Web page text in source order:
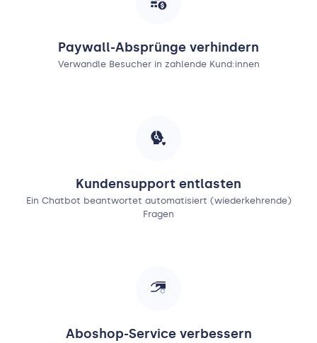
Paywall-Absprünge verhindern
Verwandle Besucher in zahlende Kund:innen
Kundensupport entlasten
Ein Chatbot beantwortet automatisiert (wiederkehrende)
Fragen
Aboshop-Service verbessern